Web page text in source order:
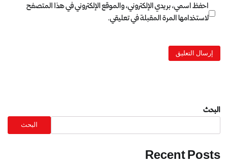
احفظ اسمي، بريدي الإلكتروني، والموقع الإلكتروني في هذا المتصفح
لاستخدامها المرة المقبلة في تعليقي.
البحث
البحث
Recent Posts